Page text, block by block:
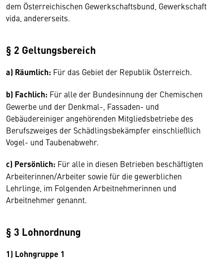
dem Österreichischen Gewerkschaftsbund, Gewerkschaft
vida, andererseits.
§ 2 Geltungsbereich
a) Räumlich: Für das Gebiet der Republik Österreich.
b) Fachlich: Für alle der Bundesinnung der Chemischen
Gewerbe und der Denkmal-, Fassaden- und
Gebäudereiniger angehörenden Mitgliedsbetriebe des
Berufszweiges der Schädlingsbekämpfer einschließlich
Vogel- und Taubenabwehr.
c) Persönlich: Für alle in diesen Betrieben beschäftigten
Arbeiterinnen/Arbeiter sowie für die gewerblichen
Lehrlinge, im Folgenden Arbeitnehmerinnen und
Arbeitnehmer genannt.
§ 3 Lohnordnung
1) Lohngruppe 1